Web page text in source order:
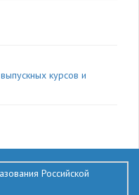
курсов и
Российской